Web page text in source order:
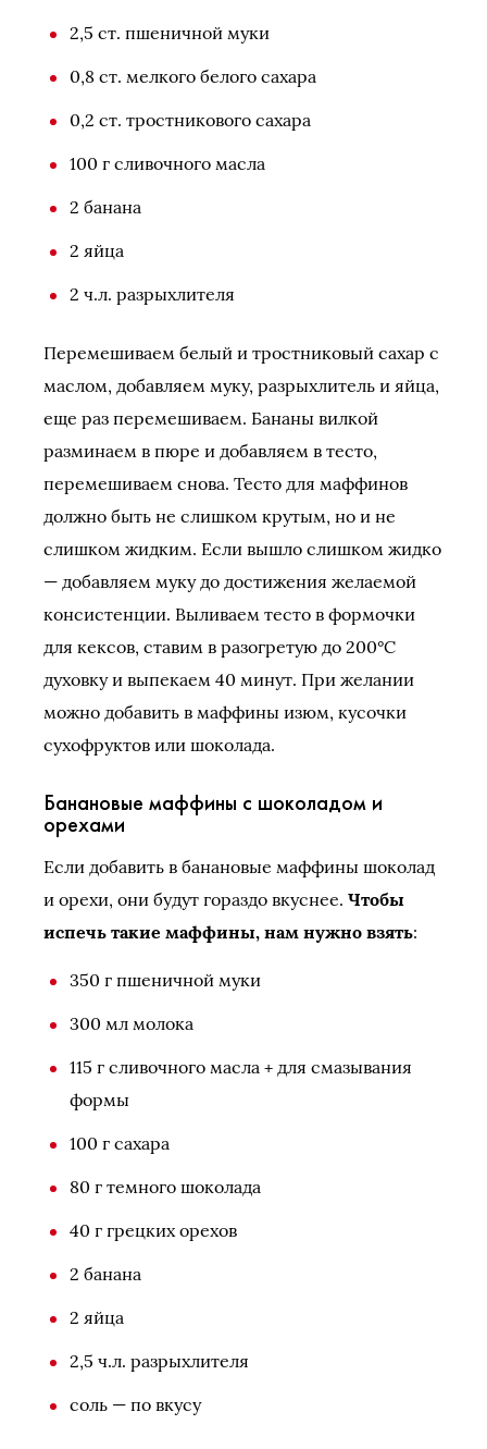
2,5 ст. пшеничной муки
0,8 ст. мелкого белого сахара
0,2 ст. тростникового сахара
100 г сливочного масла
2 банана
2 яйца
2 ч.л. разрыхлителя
Перемешиваем белый и тростниковый сахар с
маслом, добавляем муку, разрыхлитель и яйца,
еще раз перемешиваем. Бананы вилкой
разминаем в пюре и добавляем в тесто,
перемешиваем снова. Тесто для маффинов
должно быть не слишком крутым, но и не
слишком жидким. Если вышло слишком жидко
— добавляем муку до достижения желаемой
консистенции. Выливаем тесто в формочки
для кексов, ставим в разогретую до 200°C
духовку и выпекаем 40 минут. При желании
можно добавить в маффины изюм, кусочки
сухофруктов или шоколада.
Банановые маффины с шоколадом и
орехами
Если добавить в банановые маффины шоколад
и орехи, они будут гораздо вкуснее. Чтобы
испечь такие маффины, нам нужно взять:
350 г пшеничной муки
300 мл молока
115 г сливочного масла + для смазывания
формы
100 г сахара
80 г темного шоколада
40 г грецких орехов
2 банана
2 яйца
2,5 ч.л. разрыхлителя
соль — по вкусу